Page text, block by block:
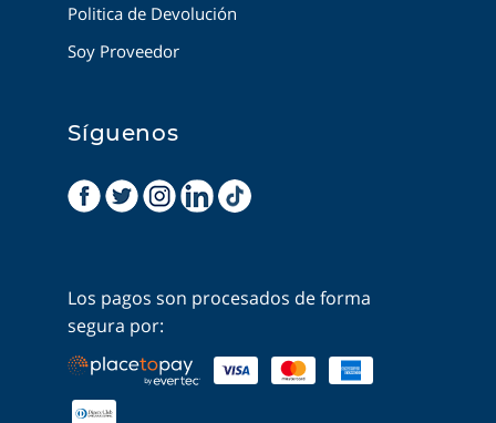
Politica de Devolución
Soy Proveedor
Síguenos
Los pagos son procesados de forma
segura por: